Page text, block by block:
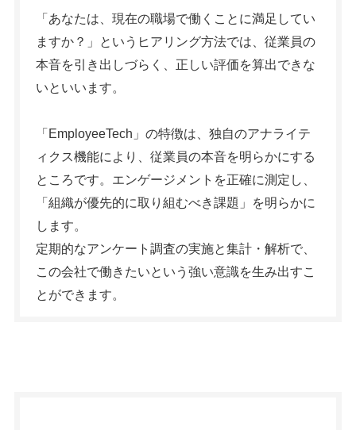
「あなたは、現在の職場で働くことに満足してい
ますか？」というヒアリング方法では、従業員の
本音を引き出しづらく、正しい評価を算出できな
いといいます。
「EmployeeTech」の特徴は、独自のアナライテ
ィクス機能により、従業員の本音を明らかにする
ところです。エンゲージメントを正確に測定し、
「組織が優先的に取り組むべき課題」を明らかに
します。
定期的なアンケート調査の実施と集計・解析で、
この会社で働きたいという強い意識を生み出すこ
とができます。